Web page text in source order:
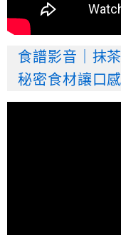
食譜影音｜抹
秘密食材讓口